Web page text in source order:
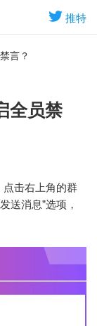
推特
言？
全员禁
点击右上角的群
送消息”选项，